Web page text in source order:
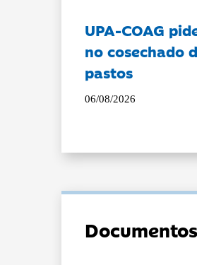
UPA-COAG
no cosechado
pastos
06/08/2026